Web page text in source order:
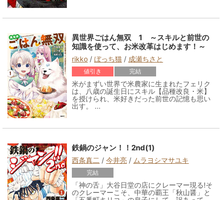
異世界ごはん無双 1 ～スキルと前世の
知識を使って、お米改革はじめます！～
rikko / ぼっち猫 / 成瀬ちさと
値引き 完結
米がまずい世界で米農家に生まれたフェリク
は、八歳の誕生日にスキル【品種改良・米】
を授けられ、米好きだった前世の記憶も思い
出す。 ...
鉄鍋のジャン！！2nd(1)
西条真二 / 今井亮 / ムラヨシマサユキ
完結
「神の舌」大谷日堂の店にクレーマー現る!そ
のクレーマーこそ、中華の覇王「秋山醤」と